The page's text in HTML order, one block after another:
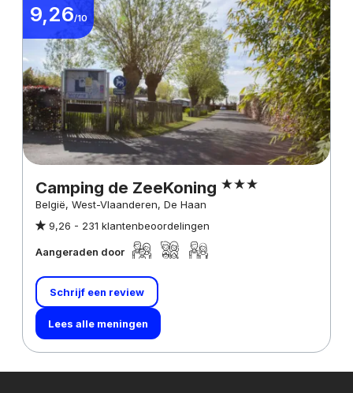
9,26/10
Camping de ZeeKoning
België, West-Vlaanderen, De Haan
9,26 - 231 klantenbeoordelingen
Aangeraden door
Schrijf een review
Lees alle meningen